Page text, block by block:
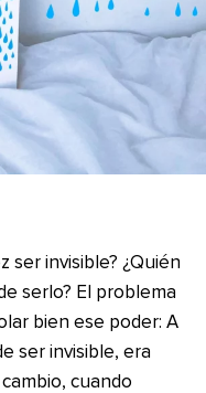
ser invisible? ¿Quién
serlo? El problema
bien ese poder: A
ser invisible, era
cuando